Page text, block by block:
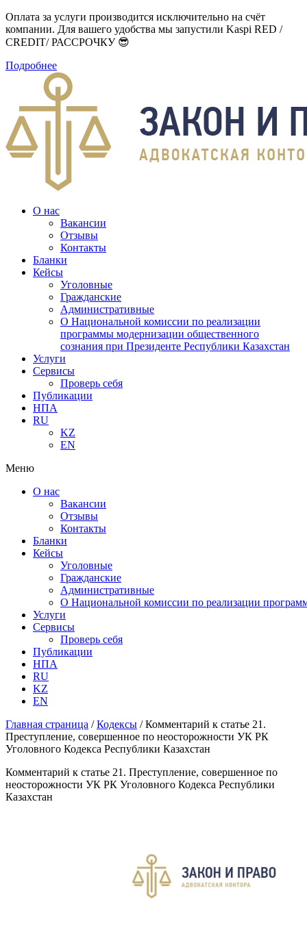
Оплата за услуги производится исключительно на счёт
компании. Для вашего удобства мы запустили Kaspi RED /
CREDIT/ РАССРОЧКУ 😎
Подробнее
О нас
Вакансии
Отзывы
Контакты
Бланки
Кейсы
Уголовные
Гражданские
Административные
О Национальной комиссии по реализации
программы модернизации общественного
сознания при Президенте Республики Казахстан
Услуги
Сервисы
Проверь себя
Публикации
НПА
RU
KZ
EN
Меню
О нас
Вакансии
Отзывы
Контакты
Бланки
Кейсы
Уголовные
Гражданские
Административные
О Национальной комиссии по реализации
Услуги
Сервисы
Проверь себя
Публикации
НПА
RU
KZ
EN
Главная страница /Кодексы /Комментарий к статье 21.
Преступление, совершенное по неосторожности УК РК
Уголовного Кодекса Республики Казахстан
Комментарий к статье 21. Преступление, совершенное по
неосторожности УК РК Уголовного Кодекса Республики
Казахстан